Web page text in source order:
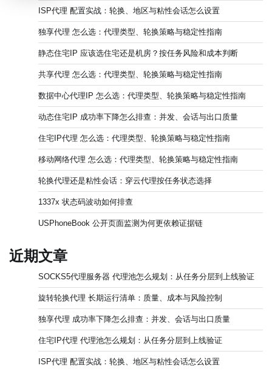
ISP代理 配置实战：轮换、地区与粘性会话怎么设置
独享代理 怎么选：代理类型、轮换策略与稳定性指南
静态住宅IP 应该选住宅还是机房？按任务风险和成本判断
共享代理 怎么选：代理类型、轮换策略与稳定性指南
数据中心代理IP 怎么选：代理类型、轮换策略与稳定性指南
动态住宅IP 成功率下降怎么排查：并发、会话与出口质量
住宅IP代理 怎么选：代理类型、轮换策略与稳定性指南
移动网络代理 怎么选：代理类型、轮换策略与稳定性指南
轮换代理还是粘性会话：穿云代理按任务状态选择
1337x 状态码波动如何排查
USPhoneBook 公开页面监测为何更依赖证据链
近期文章
SOCKS5代理服务器 代理池怎么规划：从任务分层到上线验证
旋转轮换代理 长期运行清单：质量、成本与风险控制
独享代理 成功率下降怎么排查：并发、会话与出口质量
住宅IP代理 代理池怎么规划：从任务分层到上线验证
ISP代理 配置实战：轮换、地区与粘性会话怎么设置